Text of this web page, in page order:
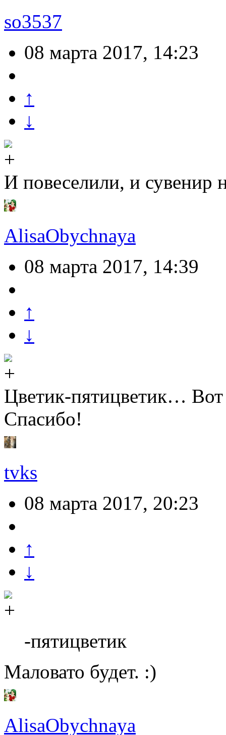
so3537
08 марта 2017, 14:23
↑
↓
И повеселили, и сувенир
AlisaObychnaya
08 марта 2017, 14:39
↑
↓
Цветик-пятицветик… Вот
Спасибо!
tvks
08 марта 2017, 20:23
↑
↓
-пятицветик
Маловато будет. :)
AlisaObychnaya